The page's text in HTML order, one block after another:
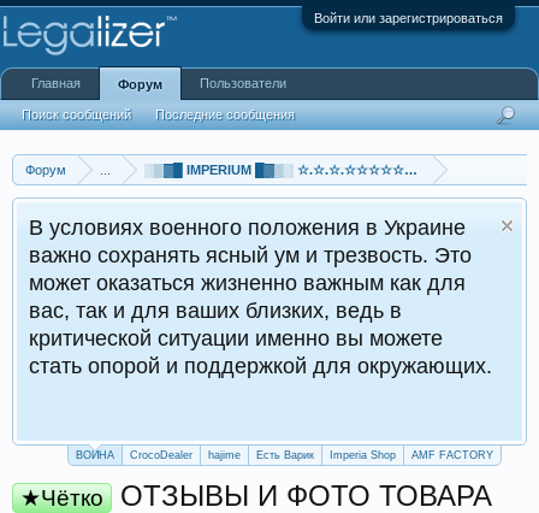
Войти или зарегистрироваться
Форум ░▒▓█ IMPERIUM █▓▒░ ☆.☆.☆.☆☆☆☆☆☆☆☆☆☆.☆.☆.☆
В условиях военного положения в Украине
важно сохранять ясный ум и трезвость. Это
может оказаться жизненно важным как для
вас, так и для ваших близких, ведь в
критической ситуации именно вы можете
стать опорой и поддержкой для окружающих.
ВОЙНА CrocoDealer hajime Есть Варик Imperia Shop AMF FACTORY
★Чётко ОТЗЫВЫ И ФОТО ТОВАРА
Главная Форум
Поиск сообщений Последние сообщения
Пользователи